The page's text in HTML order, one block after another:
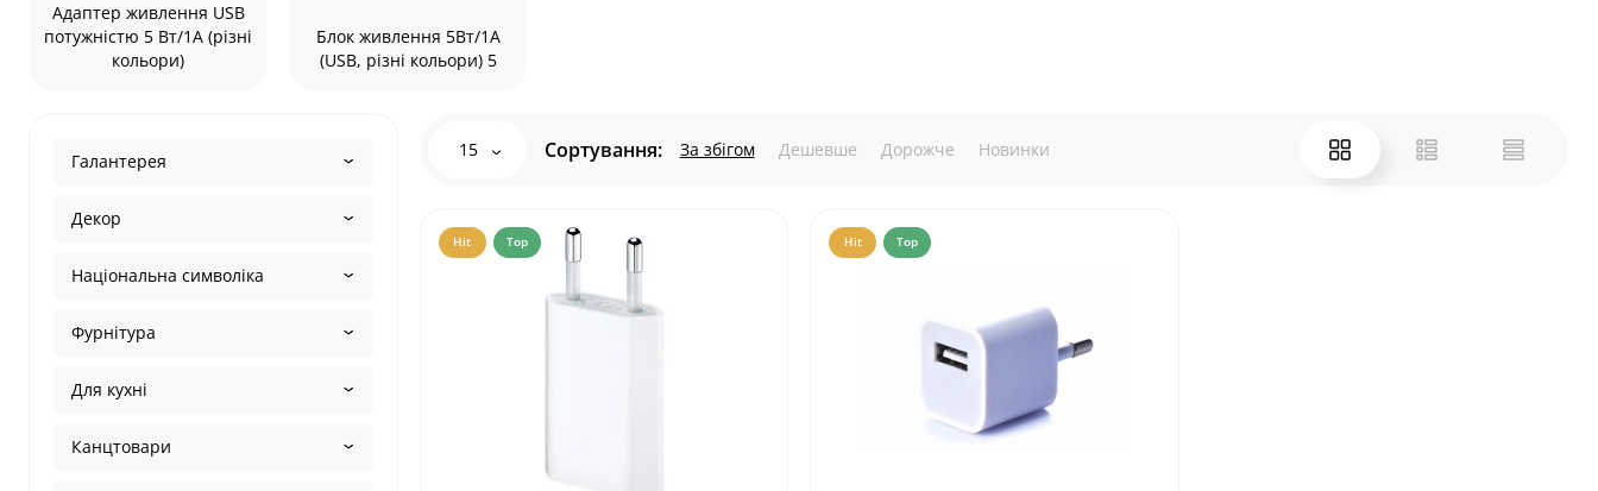
Адаптер живлення USB
потужністю 5 Вт/1А (різні
кольори)
Блок живлення 5Вт/1А
(USB, різні кольори) 5
Галантерея
Декор
Національна символіка
Фурнітура
Для кухні
Канцтовари
15 Сортування: За збігом Дешевше Дорожче Новинки
Hit Top Hit Top